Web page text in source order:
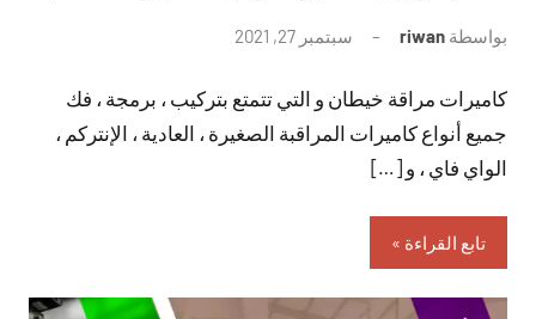
بواسطة riwan سبتمبر 27, 2021
تعليقات
كاميرات مراقة خيطان و التي تتمتع بتركيب ، برمجة ، فك
جميع أنواع كاميرات المراقبة الصغيرة ، العادية ، الإنتركم ،
الواي فاي ، و […]
تابع القراءة